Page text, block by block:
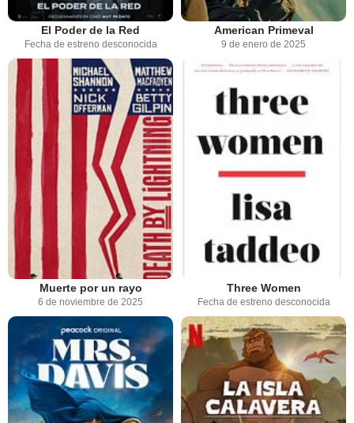
El Poder de la Red
Fecha de estreno desconocida
American Primeval
9 de enero de 2025
Muerte por un rayo
6 de noviembre de 2025
Three Women
Fecha de estreno desconocida